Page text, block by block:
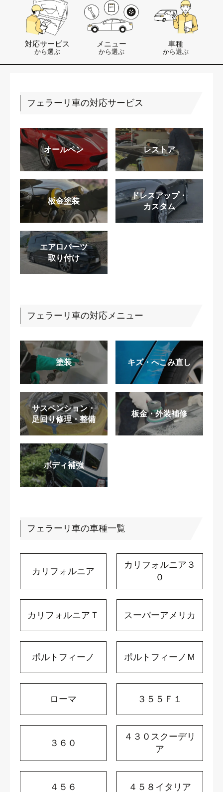
対応サービス
から選ぶ
メニュー
から選ぶ
車種
から選ぶ
フェラーリ車の対応サービス
オールペン レストア
板金塗装
ドレスアップ・
カスタム
エアロパーツ
取り付け
フェラーリ車の対応メニュー
塗装 キズ・へこみ直し
サスペンション・
足回り修理・整備
板金・外装補修
ボディ補強
フェラーリ車の車種一覧
カリフォルニア
カリフォルニア３
０
カリフォルニアＴ スーパーアメリカ
ポルトフィーノ ポルトフィーノＭ
ローマ ３５５Ｆ１
３６０
４３０スクーデリ
ア
４５６ ４５８イタリア